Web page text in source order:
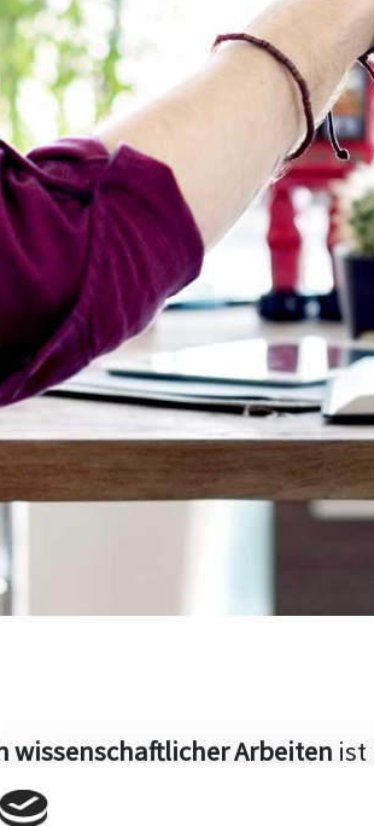
wissenschaftlicher Arbeiten ist
einen logischen Aufbau